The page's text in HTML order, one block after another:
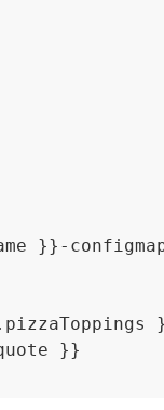
}}-
}}